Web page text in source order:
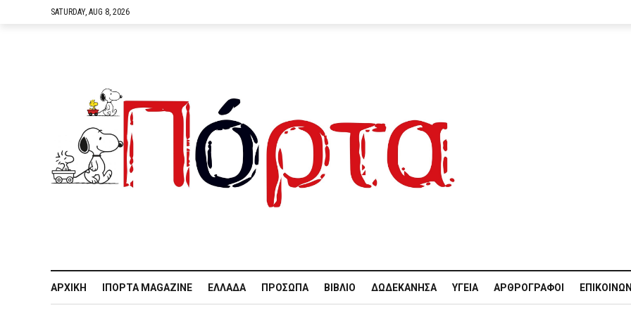
SATURDAY, AUG 8, 2026
ΑΡΧΙΚΉ IΠΌΡΤΑ MAGAZINE ΕΛΛΆΔΑ ΠΡΌΣΩΠΑ ΒΙΒΛΊΟ ΔΩΔΕΚΆΝΗΣΑ ΥΓΕΊΑ ΑΡΘΡΟΓΡΆΦΟΙ